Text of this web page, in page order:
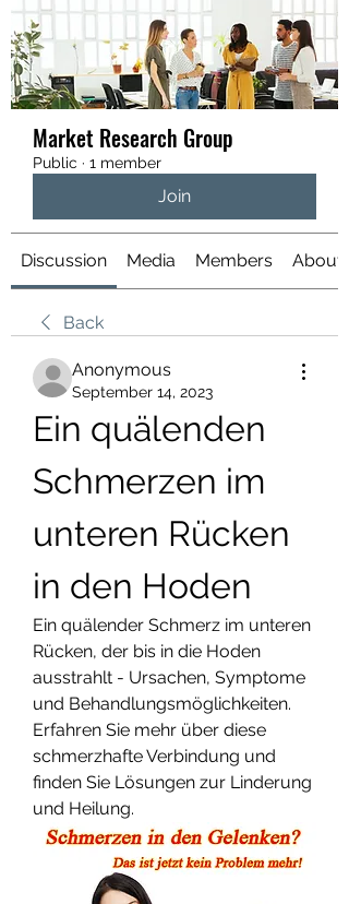
Market Research Group
Public · 1 member
Join
Discussion Media Members About
Back
Anonymous
September 14, 2023
Ein quälenden
Schmerzen im
unteren Rücken
in den Hoden
Ein quälender Schmerz im unteren
Rücken, der bis in die Hoden
ausstrahlt - Ursachen, Symptome
und Behandlungsmöglichkeiten.
Erfahren Sie mehr über diese
schmerzhafte Verbindung und
finden Sie Lösungen zur Linderung
und Heilung.